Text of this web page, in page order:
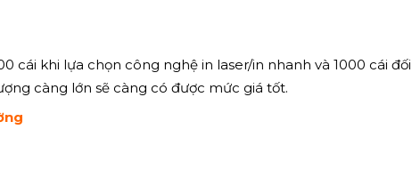
cái khi lựa chọn công nghệ in laser/in nhanh và 1000 cái đối
càng lớn sẽ càng có được mức giá tốt.